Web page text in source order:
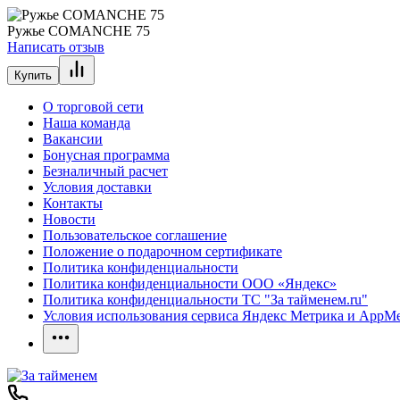
Ружье COMANCHE 75
Написать отзыв
Купить
О торговой сети
Наша команда
Вакансии
Бонусная программа
Безналичный расчет
Условия доставки
Контакты
Новости
Пользовательское соглашение
Положение о подарочном сертификате
Политика конфиденциальности
Политика конфиденциальности ООО «Яндекс»
Политика конфиденциальности ТС "За тайменем.ru"
Условия использования сервиса Яндекс Метрика и